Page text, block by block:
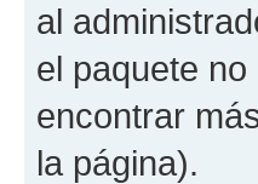
al
el paquete
encontrar
la página).